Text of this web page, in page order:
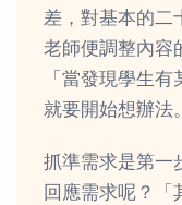
差，對基本的二
老師便調整內容
「當發現學生
就要開始想辦法
抓準需求是第一
回應需求呢？「